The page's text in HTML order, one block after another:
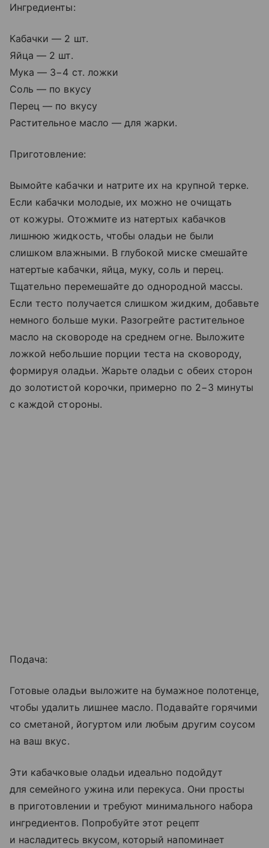
Ингредиенты:
Кабачки — 2 шт.
Яйца — 2 шт.
Мука — 3−4 ст. ложки
Соль — по вкусу
Перец — по вкусу
Растительное масло — для жарки.
Приготовление:
Вымойте кабачки и натрите их на крупной терке.
Если кабачки молодые, их можно не очищать
от кожуры. Отожмите из натертых кабачков
лишнюю жидкость, чтобы оладьи не были
слишком влажными. В глубокой миске смешайте
натертые кабачки, яйца, муку, соль и перец.
Тщательно перемешайте до однородной массы.
Если тесто получается слишком жидким, добавьте
немного больше муки. Разогрейте растительное
масло на сковороде на среднем огне. Выложите
ложкой небольшие порции теста на сковороду,
формируя оладьи. Жарьте оладьи с обеих сторон
до золотистой корочки, примерно по 2−3 минуты
с каждой стороны.
Подача:
Готовые оладьи выложите на бумажное полотенце,
чтобы удалить лишнее масло. Подавайте горячими
со сметаной, йогуртом или любым другим соусом
на ваш вкус.
Эти кабачковые оладьи идеально подойдут
для семейного ужина или перекуса. Они просты
в приготовлении и требуют минимального набора
ингредиентов. Попробуйте этот рецепт
и насладитесь вкусом, который напоминает